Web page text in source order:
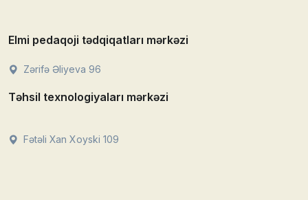
Elmi pedaqoji tədqiqatları mərkəzi
Zərifə Əliyeva 96
Təhsil texnologiyaları mərkəzi
Fətəli Xan Xoyski 109